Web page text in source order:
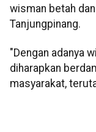
wisman betah
Tanjungpinang.
"Dengan adanya
diharapkan
masyarakat,